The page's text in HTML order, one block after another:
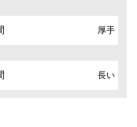
厚手
長い